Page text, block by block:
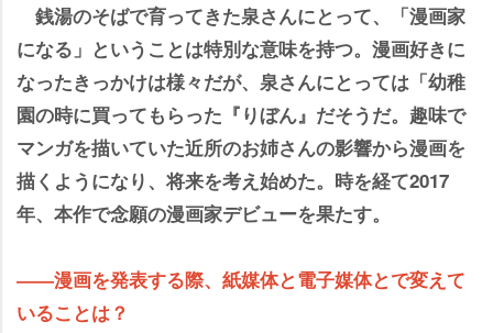
銭湯のそばで育ってきた泉さんにとって、「漫画家
になる」ということは特別な意味を持つ。漫画好きに
なったきっかけは様々だが、泉さんにとっては「幼稚
園の時に買ってもらった『りぼん』だそうだ。趣味で
マンガを描いていた近所のお姉さんの影響から漫画を
描くようになり、将来を考え始めた。時を経て2017
年、本作で念願の漫画家デビューを果たす。
――漫画を発表する際、紙媒体と電子媒体とで変えて
いることは？